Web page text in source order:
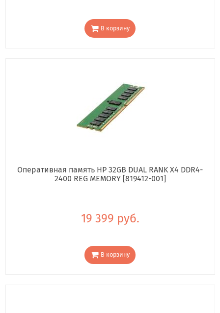
В корзину
Оперативная память HP 32GB DUAL RANK X4 DDR4-
2400 REG MEMORY [819412-001]
19 399 руб.
В корзину